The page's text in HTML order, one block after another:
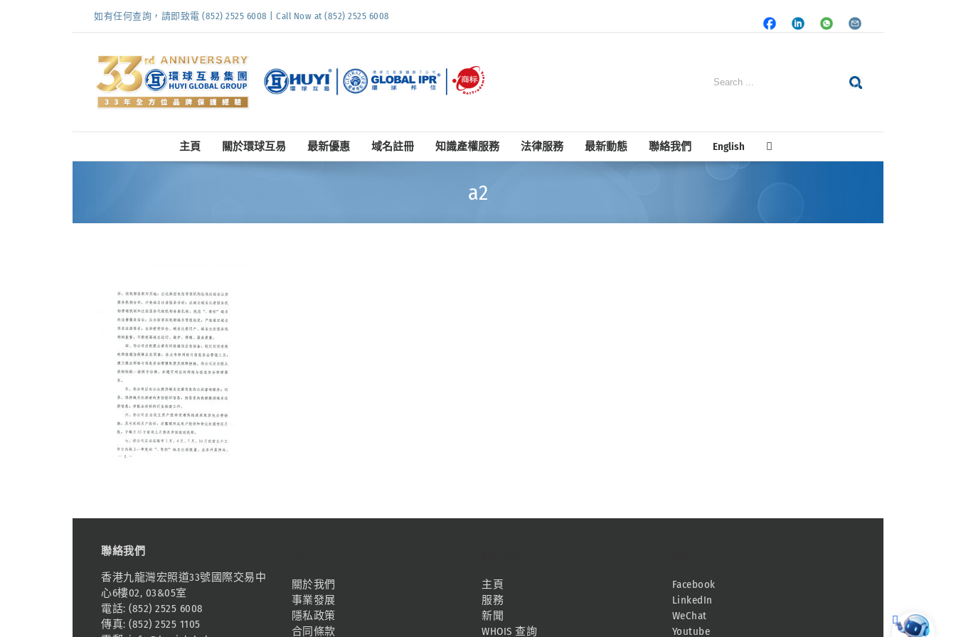
如有任何查詢，請即致電 (852) 2525 6008 | Call Now at (852) 2525 6008
FacebookLinkedInWhatsapp
Email
Search
主頁 關於環球互易 最新優惠 域名註冊 知識產權服務 法律服務 最新動態 聯絡我們 English
a2
聯絡我們
香港九龍灣宏照道33號國際交易中
心6樓02, 03&05室
電話: (852) 2525 6008
傳真: (852) 2525 1105
關於我們
事業發展
隱私政策
合同條款
主頁
服務
新聞
WHOIS 查詢
Facebook
LinkedIn
WeChat
Youtube